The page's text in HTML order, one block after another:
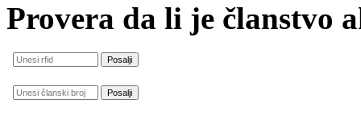
Provera da li je članstvo